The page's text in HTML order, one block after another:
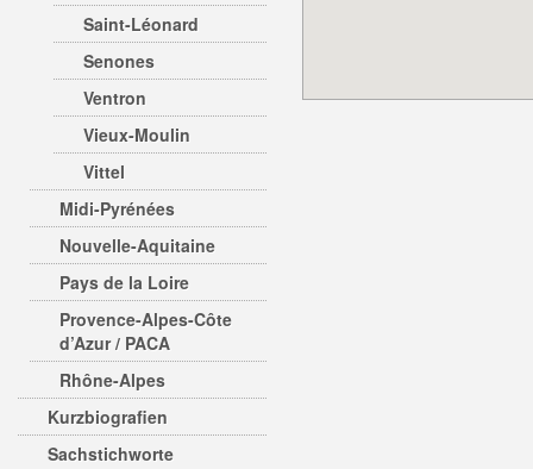
Saint-Léonard
Senones
Ventron
Vieux-Moulin
Vittel
Midi-Pyrénées
Nouvelle-Aquitaine
Pays de la Loire
Provence-Alpes-Côte
d’Azur / PACA
Rhône-Alpes
Kurzbiografien
Sachstichworte